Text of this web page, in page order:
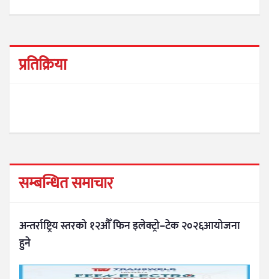
प्रतिक्रिया
सम्बन्धित समाचार
अन्तर्राष्ट्रिय स्तरको १२औँ फिन इलेक्ट्रो–टेक २०२६आयोजना
हुने